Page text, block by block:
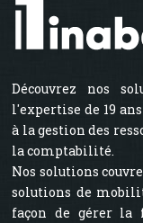
Découvrez nos
l'expertise de 19
à la gestion des
la comptabilité.
Nos solutions
solutions de
façon de gérer la